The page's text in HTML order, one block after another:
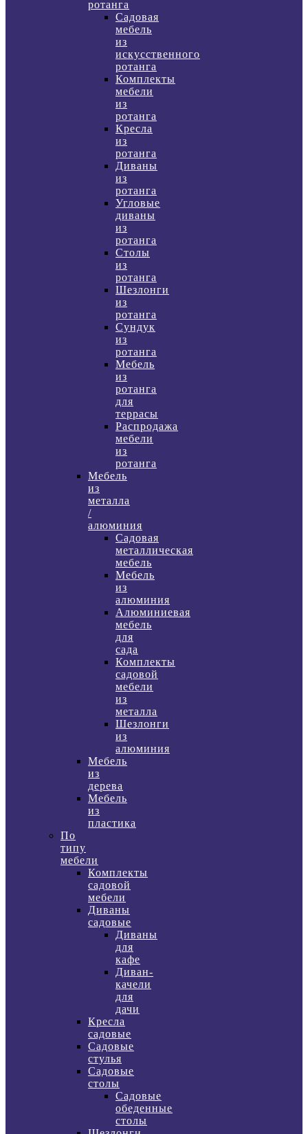
ротанга
Садовая
мебель
из
искусственного
ротанга
Комплекты
мебели
из
ротанга
Кресла
из
ротанга
Диваны
из
ротанга
Угловые
диваны
из
ротанга
Столы
из
ротанга
Шезлонги
из
ротанга
Сундук
из
ротанга
Мебель
из
ротанга
для
террасы
Распродажа
мебели
из
ротанга
Мебель
из
металла
/
алюминия
Садовая
металлическая
мебель
Мебель
из
алюминия
Алюминиевая
мебель
для
сада
Комплекты
садовой
мебели
из
металла
Шезлонги
из
алюминия
Мебель
из
дерева
Мебель
из
пластика
По
типу
мебели
Комплекты
садовой
мебели
Диваны
садовые
Диваны
для
кафе
Диван-
качели
для
дачи
Кресла
садовые
Садовые
стулья
Садовые
столы
Садовые
обеденные
столы